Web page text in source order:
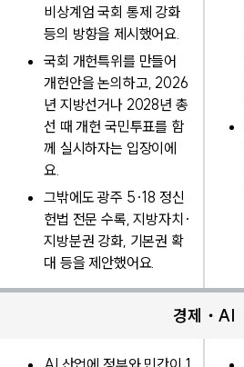
비상계엄 국회 통제 강화
등의 방향을 제시했어요.
국회 개헌특위를 만들어
개헌안을 논의하고, 2026
년 지방선거나 2028년 총
선 때 개헌 국민투표를 함
께 실시하자는 입장이에
요.
그밖에도 광주 5·18 정신
헌법 전문 수록, 지방자치·
지방분권 강화, 기본권 확
대 등을 제안했어요.
경제・AI